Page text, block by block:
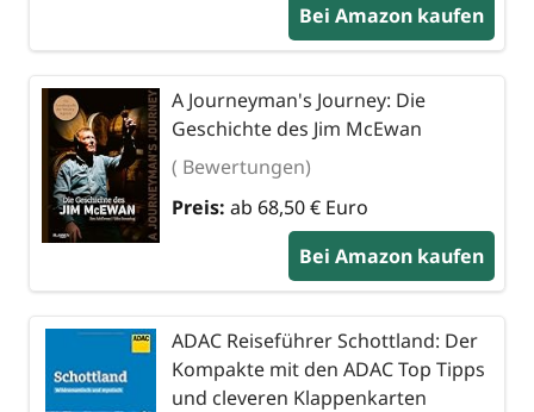
Bei Amazon kaufen
A Journeyman's Journey: Die
Geschichte des Jim McEwan
( Bewertungen)
Preis: ab 68,50 € Euro
Bei Amazon kaufen
ADAC Reiseführer Schottland: Der
Kompakte mit den ADAC Top Tipps
und cleveren Klappenkarten